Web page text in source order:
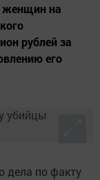
женщин на
рублей за
его
дела по факту